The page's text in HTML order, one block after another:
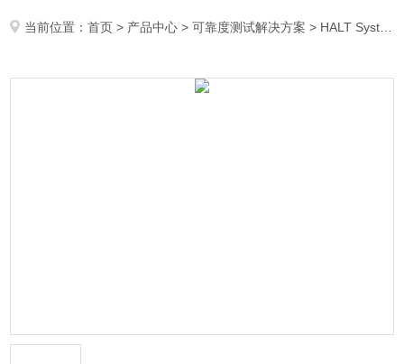
当前位置：首页 > 产品中心 >可靠度测试解决方案 > HALT System 高加速壽命測試